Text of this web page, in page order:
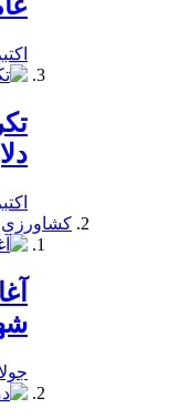
اکتبر 18,
دلار 11
اکتبر 17,
کشاورزی
جولای